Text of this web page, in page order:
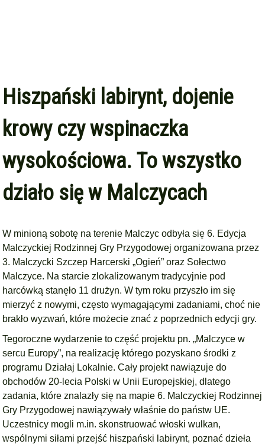
Hiszpański labirynt, dojenie
krowy czy wspinaczka
wysokościowa. To wszystko
działo się w Malczycach
W minioną sobotę na terenie Malczyc odbyła się 6. Edycja
Malczyckiej Rodzinnej Gry Przygodowej organizowana przez
3. Malczycki Szczep Harcerski „Ogień” oraz Sołectwo
Malczyce. Na starcie zlokalizowanym tradycyjnie pod
harcówką stanęło 11 drużyn. W tym roku przyszło im się
mierzyć z nowymi, często wymagającymi zadaniami, choć nie
brakło wyzwań, które możecie znać z poprzednich edycji gry.
Tegoroczne wydarzenie to część projektu pn. „Malczyce w
sercu Europy”, na realizację którego pozyskano środki z
programu Działaj Lokalnie. Cały projekt nawiązuje do
obchodów 20-lecia Polski w Unii Europejskiej, dlatego
zadania, które znalazły się na mapie 6. Malczyckiej Rodzinnej
Gry Przygodowej nawiązywały właśnie do państw UE.
Uczestnicy mogli m.in. skonstruować włoski wulkan,
wspólnymi siłami przejść hiszpański labirynt, poznać dzieła